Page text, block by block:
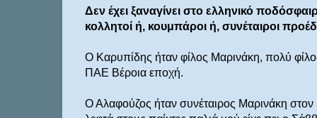
Δεν έχει ξαναγίνει στο ελληνικό
κολλητοί ή, κουμπάροι ή, συνέταιροι
Ο Καρυπίδης ήταν φίλος Μαρινάκη, πολύ
ΠΑΕ Βέροια εποχή.
Ο Αλαφούζος ήταν συνέταιρος Μαρινάκη στον